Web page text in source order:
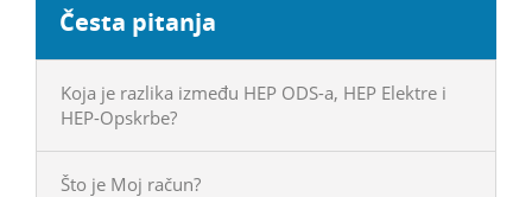
Česta pitanja
Koja je razlika između HEP ODS-a, HEP Elektre i
HEP-Opskrbe?
Što je Moj račun?